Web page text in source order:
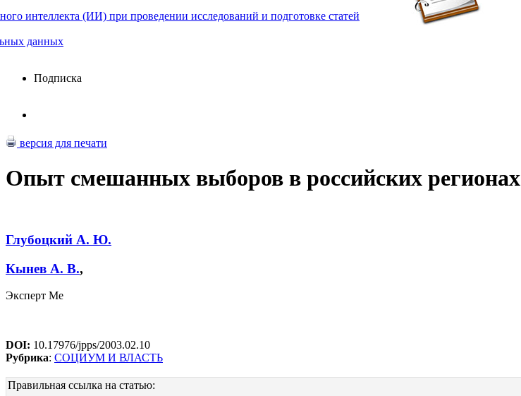
интеллекта (ИИ) при проведении исследований и подготовке статей
данных
Подписка
версия для печати
Опыт смешанных выборов в российских регионах
Глубоцкий А. Ю.
Кынев А. В.,
Эксперт Ме
DOI: 10.17976/jpps/2003.02.10
Рубрика: СОЦИУМ И ВЛАСТЬ
Правильная ссылка на статью: